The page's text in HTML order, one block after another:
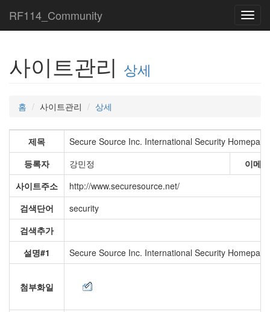
RF114_Community
사이트관리 상세
홈 사이트관리 상세
제목
Secure Source Inc. International Security
등록자
강민정
이메일
사이트주소
http://www.securesource.net/
검색단어
security
검색추가
설명#1
Secure Source Inc. International Security Homepage
첨부화일